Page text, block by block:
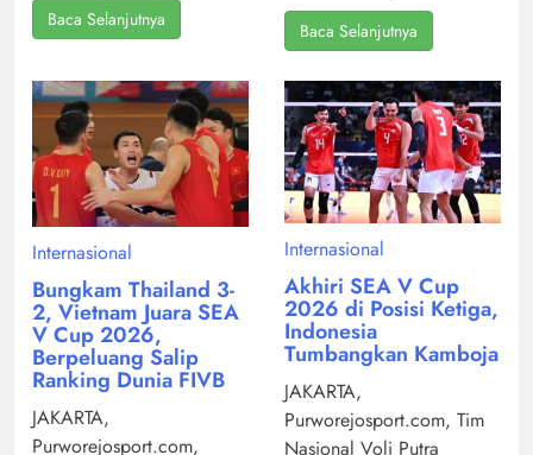
Baca Selanjutnya Baca Selanjutnya
Internasional
Bungkam Thailand 3-
2, Vietnam Juara SEA
V Cup 2026,
Berpeluang Salip
Ranking Dunia FIVB
JAKARTA,
Purworejosport.com,
Internasional
Akhiri SEA V Cup
2026 di Posisi Ketiga,
Indonesia
Tumbangkan Kamboja
JAKARTA,
Purworejosport.com, Tim
Nasional Voli Putra